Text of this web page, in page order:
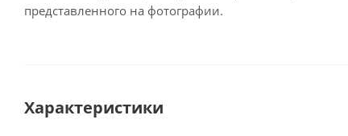
представленного на фотографии.
Характеристики